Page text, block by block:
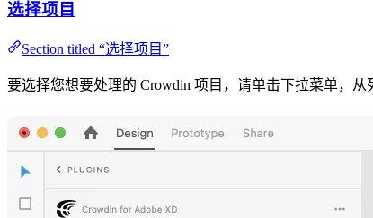
选择项目
Section titled “选择项目”
要选择您想要处理的 Crowdin 项目，请单击下拉菜单，